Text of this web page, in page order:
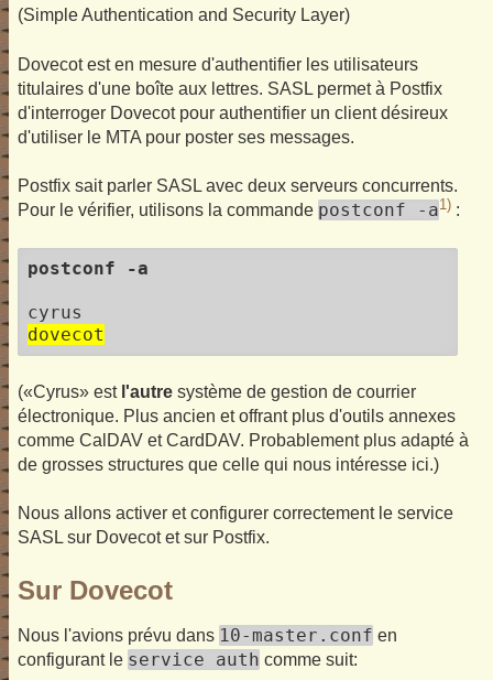
(Simple Authentication and Security Layer)
Dovecot est en mesure d'authentifier les utilisateurs
titulaires d'une boîte aux lettres. SASL permet à Postfix
d'interroger Dovecot pour authentifier un client désireux
d'utiliser le MTA pour poster ses messages.
Postfix sait parler SASL avec deux serveurs concurrents.
Pour le vérifier, utilisons la commande postconf -a1) :
postconf -a
dovecot
(«Cyrus» est l'autre système de gestion de courrier
électronique. Plus ancien et offrant plus d'outils annexes
comme CalDAV et CardDAV. Probablement plus adapté à
de grosses structures que celle qui nous intéresse ici.)
Nous allons activer et configurer correctement le service
SASL sur Dovecot et sur Postfix.
Sur Dovecot
Nous l'avions prévu dans 10-master.conf en
configurant le service auth comme suit: